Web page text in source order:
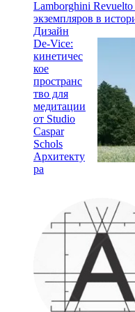
Lamborghini
экземпляров в
Дизайн
De-Vice:
кинетичес
кое
пространс
тво для
медитации
от Studio
Caspar
Schols
Архитекту
ра